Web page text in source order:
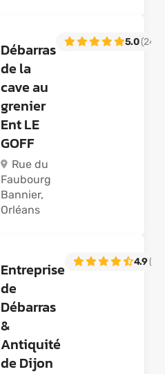
Débarras
de la
cave au
grenier
Ent LE
GOFF
Rue du
Faubourg
Bannier,
Orléans
5.0(24)
Entreprise
de
Débarras
&
Antiquité
de Dijon
4.9